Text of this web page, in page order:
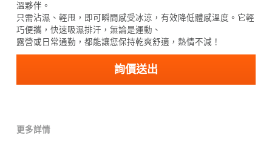
溫夥伴。
只需沾濕、輕甩，即可瞬間感受冰涼，有效降低體感溫度。它輕
巧便攜，快速吸濕排汗，無論是運動、
露營或日常通勤，都能讓您保持乾爽舒適，熱情不減！
詢價送出
更多詳情